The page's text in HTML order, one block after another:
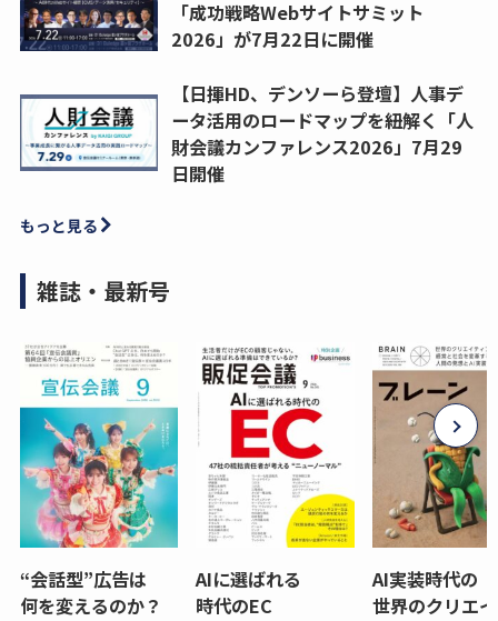
「成功戦略Webサイトサミット
2026」が7月22日に開催
【日揮HD、デンソーら登壇】人事デ
ータ活用のロードマップを紐解く「人
財会議カンファレンス2026」7月29
日開催
もっと見る
雑誌・最新号
“会話型”広告は
何を変えるのか？
AIに選ばれる
時代のEC
AI実装時代の
世界のクリエ